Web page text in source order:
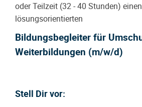
oder Teilzeit (32 - 40 Stunden)
lösungsorientierten
Bildungsbegleiter für
Weiterbildungen (m/w/d)
Stell Dir vor: